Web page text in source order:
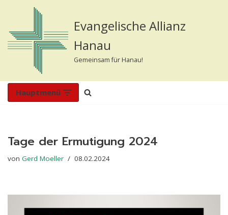
Inhalt
springen
Evangelische Allianz
Hanau
Gemeinsam für Hanau!
Hauptmenü
Tage der Ermutigung 2024
von Gerd Moeller 08.02.2024